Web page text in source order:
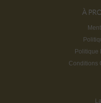
À
Politique
Conditions